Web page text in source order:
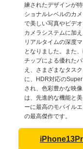
練されたデザインが
ショナルレベルのカ
で美しい写真やビデ
カメラシステムに加
リアルタイムの深度
となりました。また
チップによる優れた
え、さまざまなタス
に、HDR対応の
され、色彩豊かな映像
は、先進的な機能と
ーに最高のモバイル
の最高傑作です。